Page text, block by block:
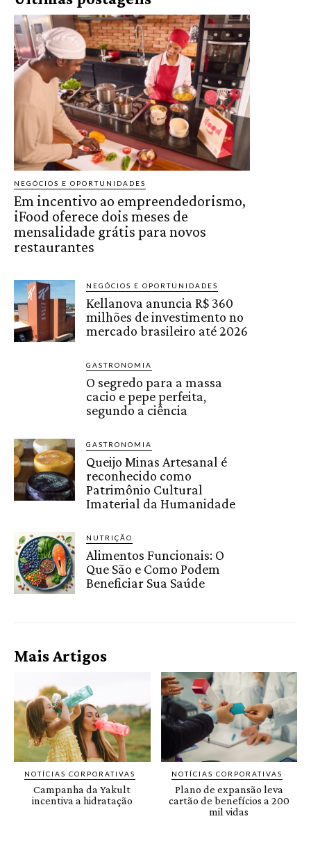
NEGÓCIOS E OPORTUNIDADES
Em incentivo ao empreendedorismo,
iFood oferece dois meses de
mensalidade grátis para novos
restaurantes
NEGÓCIOS E OPORTUNIDADES
Kellanova anuncia R$ 360
milhões de investimento no
mercado brasileiro até 2026
GASTRONOMIA
O segredo para a massa
cacio e pepe perfeita,
segundo a ciência
GASTRONOMIA
Queijo Minas Artesanal é
reconhecido como
Patrimônio Cultural
Imaterial da Humanidade
NUTRIÇÃO
Alimentos Funcionais: O
Que São e Como Podem
Beneficiar Sua Saúde
Mais Artigos
NOTÍCIAS CORPORATIVAS
Campanha da Yakult
incentiva a hidratação
NOTÍCIAS CORPORATIVAS
Plano de expansão leva
cartão de benefícios a 200
mil vidas